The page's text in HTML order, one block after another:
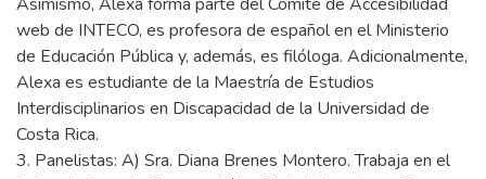
web de INTECO, es profesora de español en el Ministerio
de Educación Pública y, además, es filóloga. Adicionalmente,
Alexa es estudiante de la Maestría de Estudios
Interdisciplinarios en Discapacidad de la Universidad de
Costa Rica.
3. Panelistas: A) Sra. Diana Brenes Montero. Trabaja en el